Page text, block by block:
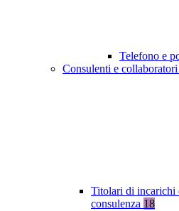
Telefono e
Consulenti e collaboratori
Titolari di incarichi
consulenza 18